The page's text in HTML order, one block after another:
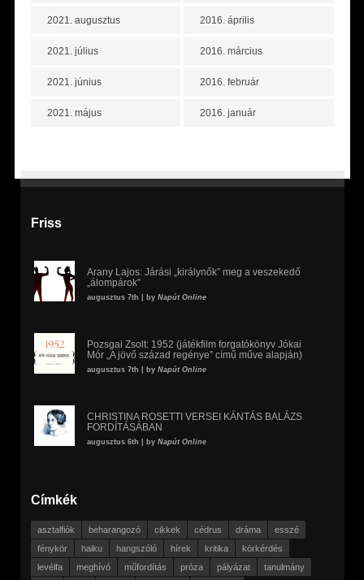
2021. augusztus
2021. július
2021. június
2021. május
2016. április
2016. március
2016. február
2016. január
Friss
Arany Lajos: Járási „királynők” meg a veszekedő
„álompárok”
augusztus 7th | by Napút Online
Pozsgai Zsolt: 1952 (játékfilm forgatókönyv Jókai
Mór „A jövő század regénye” című műve alapján)
augusztus 7th | by Napút Online
CHRISTINA ROSETTI VERSEI KÁNTÁS BALÁZS
FORDÍTÁSÁBAN
augusztus 6th | by Napút Online
Címkék
asztalfiók beharangozó cikkek cédrus dráma
esszé
fénykör
haiku hangszóló hírek kritika
körkérdés
levélfa
meghívó műfordítás próza pályázat
tanulmány